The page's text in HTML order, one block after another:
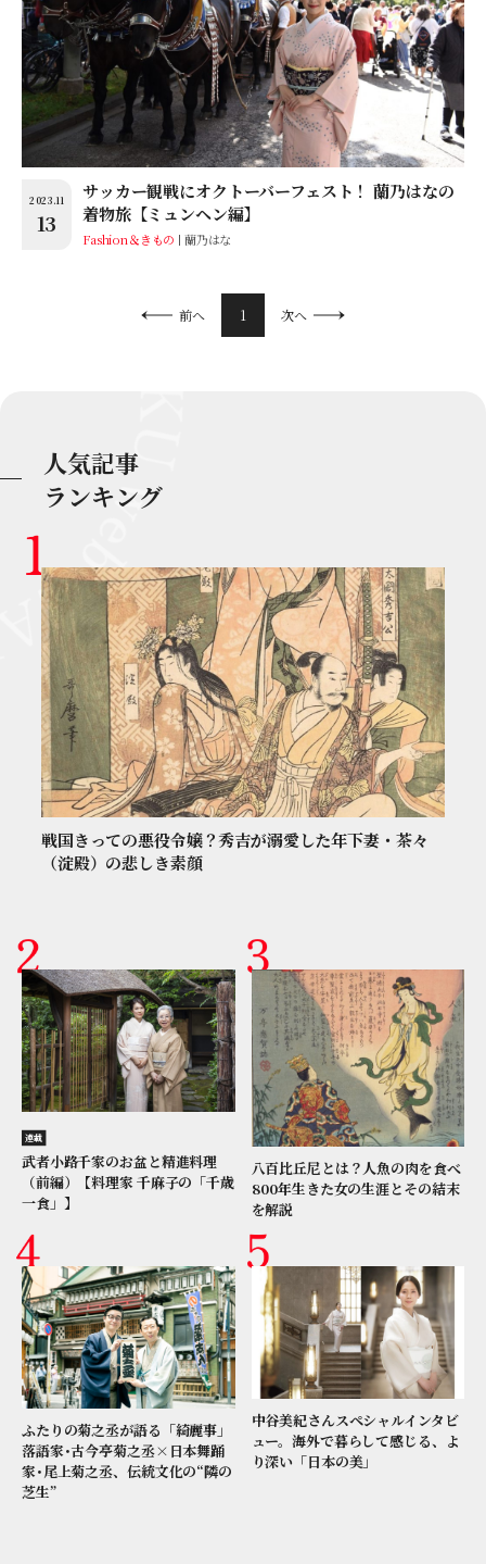
2023.11
13
サッカー観戦にオクトーバーフェスト！ 蘭乃はなの
着物旅【ミュンヘン編】
Fashion＆きもの 蘭乃はな
前へ 1 次へ
人気記事
ランキング
戦国きっての悪役令嬢？秀吉が溺愛した年下妻・茶々
（淀殿）の悲しき素顔
連載
武者小路千家のお盆と精進料理
（前編）【料理家 千麻子の「千歳
一食」】
八百比丘尼とは？人魚の肉を食べ
800年生きた女の生涯とその結末
を解説
ふたりの菊之丞が語る「綺麗事」
落語家･古今亭菊之丞×日本舞踊
家･尾上菊之丞、伝統文化の“隣の
芝生”
中谷美紀さんスペシャルインタビ
ュー。海外で暮らして感じる、よ
り深い「日本の美」